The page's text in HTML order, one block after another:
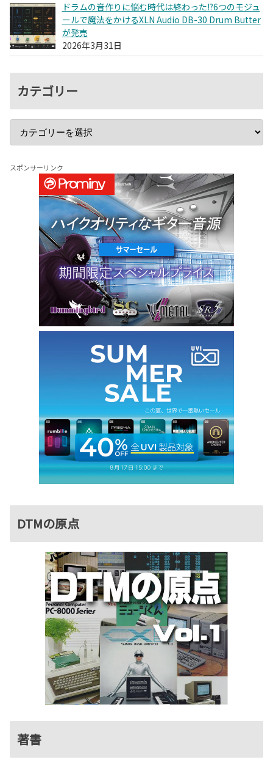
ドラムの音作りに悩む時代は終わった!?6つのモジュ
ールで魔法をかけるXLN Audio DB-30 Drum Butter
が発売
2026年3月31日
カテゴリー
スポンサーリンク
DTMの原点
著書